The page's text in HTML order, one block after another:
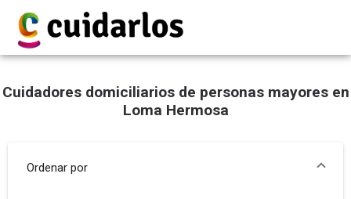
Cuidadores domiciliarios de personas mayores en
Loma Hermosa
Ordenar por